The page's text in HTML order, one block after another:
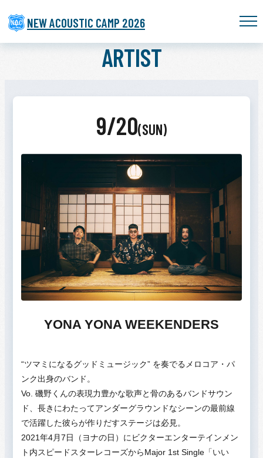
NEW ACOUSTIC CAMP 2026
ARTIST
9/20(SUN)
YONA YONA WEEKENDERS
“ツマミになるグッドミュージック” を奏でるメロコア・パ
ンク出身のバンド。
Vo. 磯野くんの表現力豊かな歌声と骨のあるバンドサウン
ド、長きにわたってアンダーグラウンドなシーンの最前線
で活躍した彼らが作りだすステージは必見。
2021年4月7日（ヨナの日）にビクターエンターテインメン
ト内スピードスターレコーズからMajor 1st Single「いい